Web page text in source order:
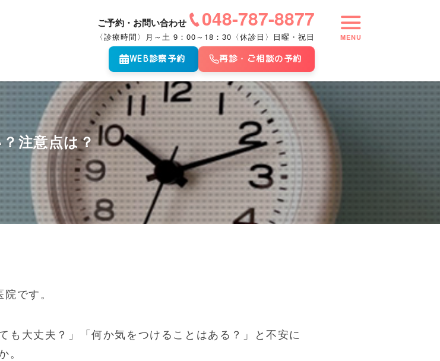
ご予約・お問い合わせ 048-787-8877
〈診療時間〉月～土 9：00～18：30〈休診日〉日曜・祝日
WEB診察予約 再診・ご相談の予約
MENU
注意点は？
です。
も大丈夫？」「何か気をつけることはある？」と不安に
。